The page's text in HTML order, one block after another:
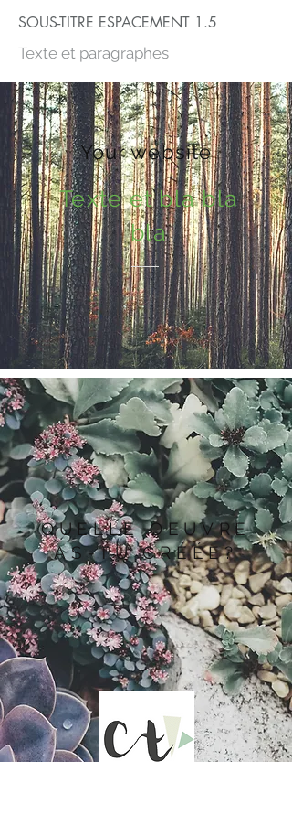
SOUS-TITRE ESPACEMENT 1.5
Texte et paragraphes
Your website
Texte et bla bla
bla
QUELLE OEUVRE
AS-TU CRÉÉE?